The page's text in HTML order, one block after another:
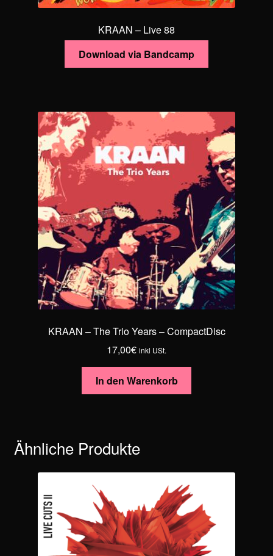
KRAAN – Live 88
Download via Bandcamp
KRAAN – The Trio Years – CompactDisc
17,00€ inkl USt.
In den Warenkorb
Ähnliche Produkte